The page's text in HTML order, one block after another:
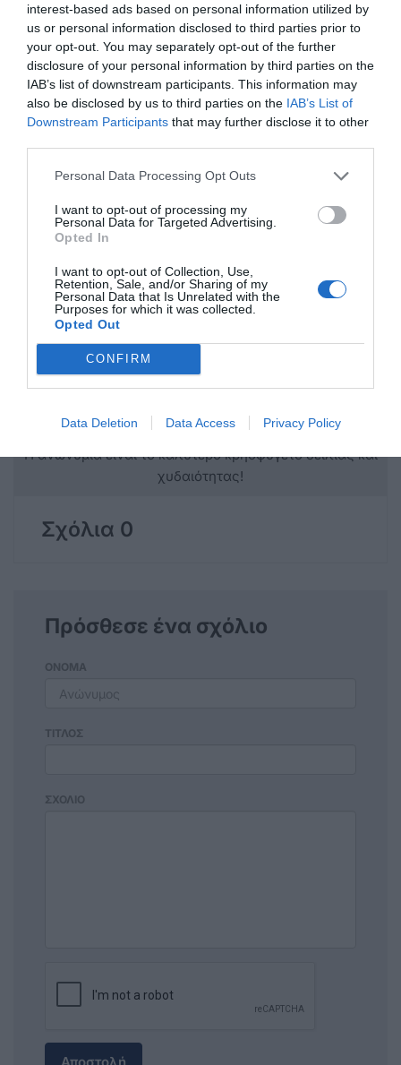
interest-based ads based on personal information utilized by
us or personal information disclosed to third parties prior to
your opt-out. You may separately opt-out of the further
disclosure of your personal information by third parties on the
IAB’s list of downstream participants. This information may
also be disclosed by us to third parties on the IAB’s List of
Downstream Participants that may further disclose it to other
Personal Data Processing Opt Outs
I want to opt-out of processing my
Personal Data for Targeted Advertising.
Opted In
I want to opt-out of Collection, Use,
Retention, Sale, and/or Sharing of my
Personal Data that Is Unrelated with the
Purposes for which it was collected.
Opted Out
CONFIRM
Data Deletion Data Access Privacy Policy
Η ανωνυμία είναι το καλύτερο κρησφύγετο δειλίας και
χυδαιότητας!
Σχόλια 0
Πρόσθεσε ένα σχόλιο
ΟΝΟΜΑ
ΤΙΤΛΟΣ
ΣΧΟΛΙΟ